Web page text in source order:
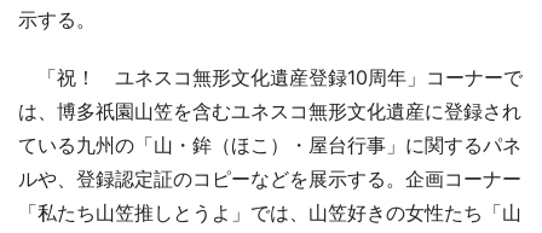
示する。
「祝！ ユネスコ無形文化遺産登録10周年」コーナーで
は、博多祇園山笠を含むユネスコ無形文化遺産に登録され
ている九州の「山・鉾（ほこ）・屋台行事」に関するパネ
ルや、登録認定証のコピーなどを展示する。企画コーナー
「私たち山笠推しとうよ」では、山笠好きの女性たち「山